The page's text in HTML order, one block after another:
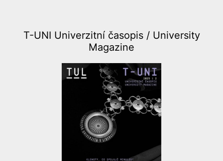
T-UNI Univerzitní časopis / University
Magazine